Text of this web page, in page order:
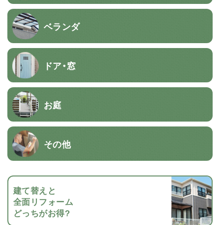
ベランダ
ドア・窓
お庭
その他
建て替えと
全面リフォーム
どっちがお得?